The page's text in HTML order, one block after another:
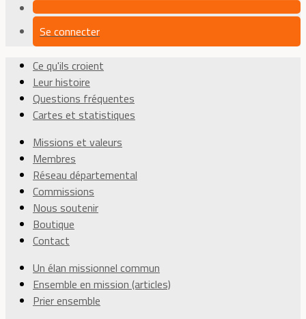
Se connecter
Ce qu'ils croient
Leur histoire
Questions fréquentes
Cartes et statistiques
Missions et valeurs
Membres
Réseau départemental
Commissions
Nous soutenir
Boutique
Contact
Un élan missionnel commun
Ensemble en mission (articles)
Prier ensemble